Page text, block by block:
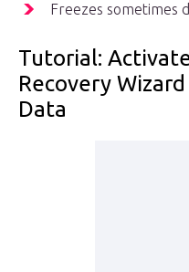
Freezes sometimes
Tutorial:
Recovery
Data